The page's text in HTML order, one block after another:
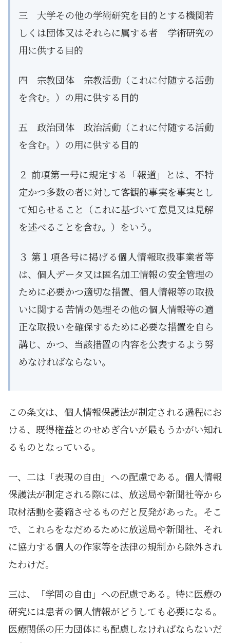
三 大学その他の学術研究を目的とする機関若
しくは団体又はそれらに属する者 学術研究の
用に供する目的
四 宗教団体 宗教活動（これに付随する活動
を含む。）の用に供する目的
五 政治団体 政治活動（これに付随する活動
を含む。）の用に供する目的
２ 前項第一号に規定する「報道」とは、不特
定かつ多数の者に対して客観的事実を事実とし
て知らせること（これに基づいて意見又は見解
を述べることを含む。）をいう。
３ 第１項各号に掲げる個人情報取扱事業者等
は、個人データ又は匿名加工情報の安全管理の
ために必要かつ適切な措置、個人情報等の取扱
いに関する苦情の処理その他の個人情報等の適
正な取扱いを確保するために必要な措置を自ら
講じ、かつ、当該措置の内容を公表するよう努
めなければならない。
この条文は、個人情報保護法が制定される過程にお
ける、既得権益とのせめぎ合いが最もうかがい知れ
るものとなっている。
一、二は「表現の自由」への配慮である。個人情報
保護法が制定される際には、放送局や新聞社等から
取材活動を萎縮させるものだと反発があった。そこ
で、これらをなだめるために放送局や新聞社、それ
に協力する個人の作家等を法律の規制から除外され
たわけだ。
三は、「学問の自由」への配慮である。特に医療の
研究には患者の個人情報がどうしても必要になる。
医療関係の圧力団体にも配慮しなければならないだ